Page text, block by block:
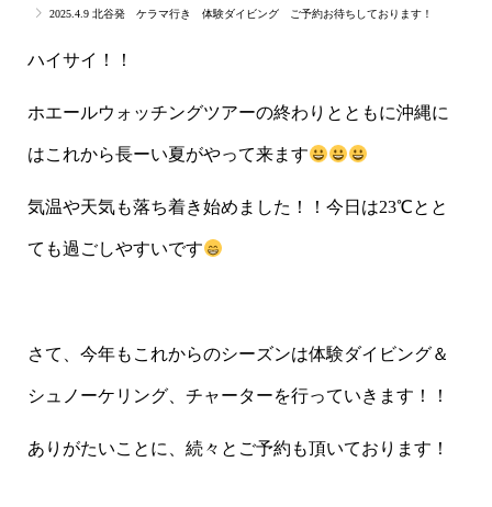
2025.4.9 北谷発 ケラマ行き 体験ダイビング ご予約お待ちしております！
ハイサイ！！
ホエールウォッチングツアーの終わりとともに沖縄に
はこれから長ーい夏がやって来ます
気温や天気も落ち着き始めました！！今日は23℃とと
ても過ごしやすいです
さて、今年もこれからのシーズンは体験ダイビング＆
シュノーケリング、チャーターを行っていきます！！
ありがたいことに、続々とご予約も頂いております！